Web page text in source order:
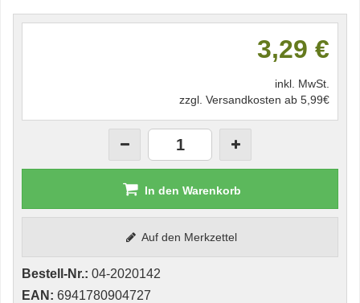
3,29 €
inkl. MwSt.
zzgl. Versandkosten ab 5,99€
In den Warenkorb
Auf den Merkzettel
Bestell-Nr.: 04-2020142
EAN: 6941780904727